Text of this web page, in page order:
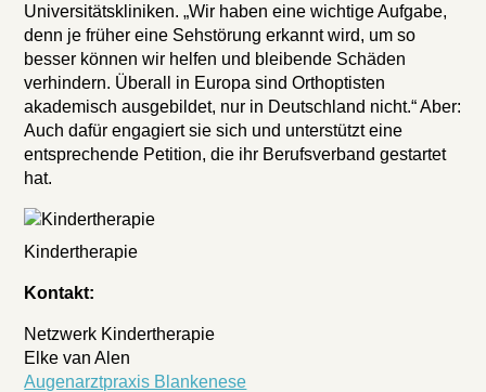
Universitätskliniken. „Wir haben eine wichtige Aufgabe,
denn je früher eine Sehstörung erkannt wird, um so
besser können wir helfen und bleibende Schäden
verhindern. Überall in Europa sind Orthoptisten
akademisch ausgebildet, nur in Deutschland nicht.“ Aber:
Auch dafür engagiert sie sich und unterstützt eine
entsprechende Petition, die ihr Berufsverband gestartet
hat.
Kindertherapie
Kontakt:
Netzwerk Kindertherapie
Elke van Alen
Augenarztpraxis Blankenese